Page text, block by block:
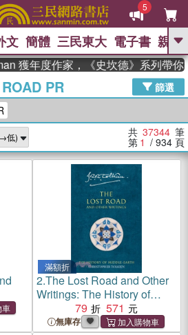
5
GO
熱搜： 東野圭吾 高希均教授回憶錄
、 The Odyssey 、 父親節 、 如果歷
獎 臺灣漫遊錄 、 方念華 、 台灣的李
登輝時代
數學女孩：黎曼猜想 、
偉大的迷走神經
文 簡體 三民東大 電子書 親子
作家，《史坎德》系列帶你踏上熱
PR
篩選
共 37344 筆
第 1 / 934 頁
滿額折
2.The Lost Road and Other
Writings: The History of
Middle-Earth
79 571
無庫存